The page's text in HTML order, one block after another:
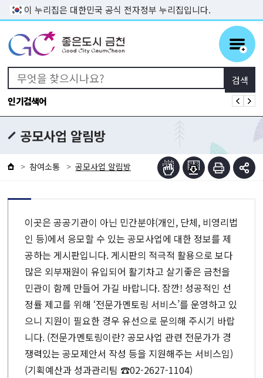
본문 바로가기
이 누리집은 대한민국 공식 전자정부 누리집입니다.
인기검색어
공모사업 알림방
참여소통 공모사업 알림방
이곳은 공공기관이 아닌 민간분야(개인, 단체, 비영리법
인 등)에서 응모할 수 있는 공모사업에 대한 정보를 제
공하는 게시판입니다.게시판의 적극적 활용으로 보다
많은 외부재원이 유입되어 활기차고 살기좋은 금천을
민관이 함께 만들어 가길 바랍니다. 잠깐! 성공적인 선
정률 제고를 위해 ‘전문가멘토링 서비스’를 운영하고 있
으니 지원이 필요한 경우유선으로 문의해 주시기 바랍
니다. (전문가멘토링이란? 공모사업 관련 전문가가 경
쟁력있는 공모제안서 작성 등을 지원해주는 서비스임)
(기획예산과 성과관리팀 ☎02-2627-1104)